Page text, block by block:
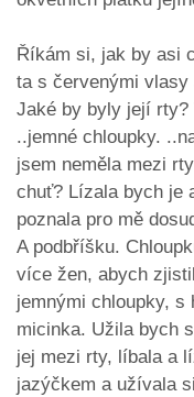
Říkám si, jak by asi
ta s červenými vlasy
Jaké by byly její rty?
..jemné chloupky.
jsem neměla mezi
chuť? Lízala bych je
poznala pro mě
A podbříšku.
více žen, abych
jemnými chloupky, s
micinka. Užila bych
jej mezi rty, líbala a
jazýčkem a užívala